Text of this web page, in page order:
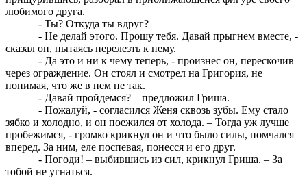
любимого друга.
- Ты? Откуда ты вдруг?
- Не делай этого. Прошу тебя. Давай прыгнем вместе, -
сказал он, пытаясь перелезть к нему.
- Да это и ни к чему теперь, - произнес он, перескочив
через ограждение. Он стоял и смотрел на Григория, не
понимая, что же в нем не так.
- Давай пройдемся? – предложил Гриша.
- Пожалуй, - согласился Женя сквозь зубы. Ему стало
зябко и холодно, и он поежился от холода. – Тогда уж лучше
пробежимся, - громко крикнул он и что было силы, помчался
вперед. За ним, еле поспевая, понесся и его друг.
- Погоди! – выбившись из сил, крикнул Гриша. – За
тобой не угнаться.